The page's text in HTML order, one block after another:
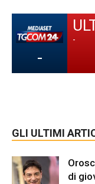
-
-
GLI ULTIMI
di